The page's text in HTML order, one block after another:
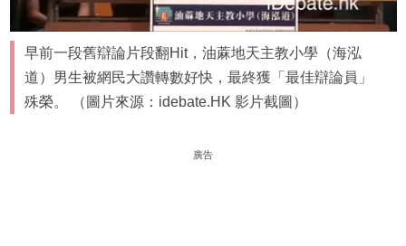
早前一段舊辯論片段翻Hit，油蔴地天主教小學（海泓
道）男生被網民大讚轉數好快，最終獲「最佳辯論員」
殊榮。 （圖片來源：idebate.HK 影片截圖）
廣告